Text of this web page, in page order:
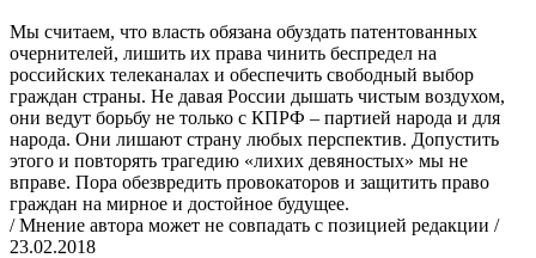
Мы считаем, что власть обязана обуздать патентованных
очернителей, лишить их права чинить беспредел на
российских телеканалах и обеспечить свободный выбор
граждан страны. Не давая России дышать чистым воздухом,
они ведут борьбу не только с КПРФ – партией народа и для
народа. Они лишают страну любых перспектив. Допустить
этого и повторять трагедию «лихих девяностых» мы не
вправе. Пора обезвредить провокаторов и защитить право
граждан на мирное и достойное будущее.
/ Мнение автора может не совпадать с позицией редакции /
23.02.2018